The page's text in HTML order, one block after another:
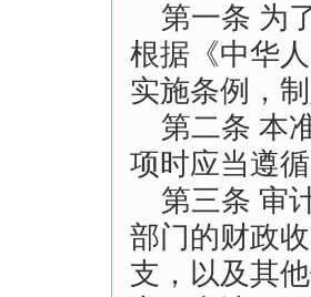
第一条 为
根据《中华
实施条例，制
第二条 本
项时应当遵
第三条 审
部门的财政
支，以及其